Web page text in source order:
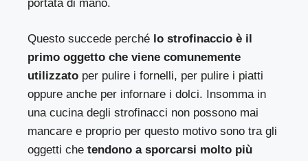
portata di mano.
Questo succede perché lo strofinaccio è il
primo oggetto che viene comunemente
utilizzato per pulire i fornelli, per pulire i piatti
oppure anche per infornare i dolci. Insomma in
una cucina degli strofinacci non possono mai
mancare e proprio per questo motivo sono tra gli
oggetti che tendono a sporcarsi molto più